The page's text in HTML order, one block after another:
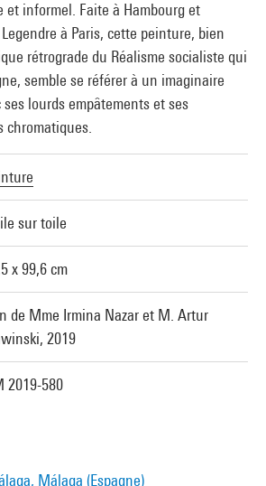
et informel. Faite à Hambourg et
à Paris, cette peinture, bien
rétrograde du Réalisme socialiste qui
semble se référer à un imaginaire
lourds empâtements et ses
chromatiques.
sur toile
x 99,6 cm
de Mme Irmina Nazar et M. Artur
2019
2019-580
Málaga (Espagne)